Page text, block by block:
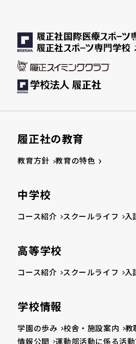
履正社の教育
教育方針 教育の特色
中学校
コース紹介 スクールライフ 入
高等学校
コース紹介 スクールライフ 入
学校情報
学園の歩み 校舎・施設案内 教
情報公開
運動部活動に係る活